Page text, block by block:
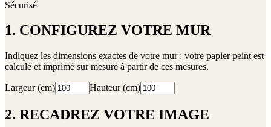
Sécurisé
1. CONFIGUREZ VOTRE MUR
Indiquez les dimensions exactes de votre mur : votre papier peint est
calculé et imprimé sur mesure à partir de ces mesures.
Largeur (cm) Hauteur (cm)
2. RECADREZ VOTRE IMAGE